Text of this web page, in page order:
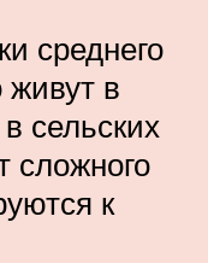
среднего
живут в
сельских
сложного
к